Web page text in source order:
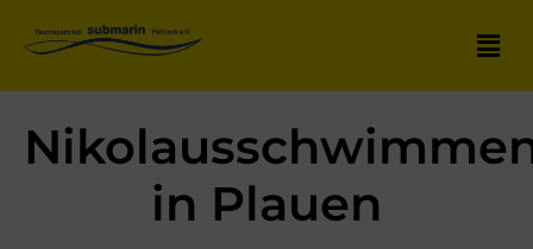
in Plauen